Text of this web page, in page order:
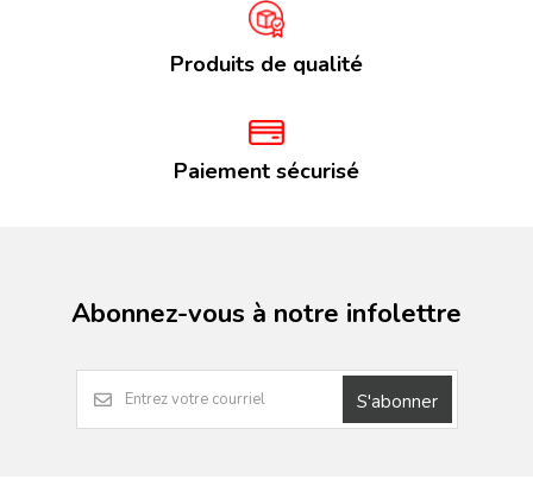
Produits de qualité
Paiement sécurisé
Abonnez-vous à notre infolettre
S'abonner